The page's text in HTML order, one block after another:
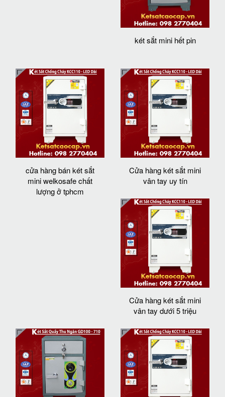
két sắt mini hết pin
cửa hàng bán két sắt
mini welkosafe chất
lượng ở tphcm
Cửa hàng két sắt mini
vân tay uy tín
Cửa hàng két sắt mini
vân tay dưới 5 triệu